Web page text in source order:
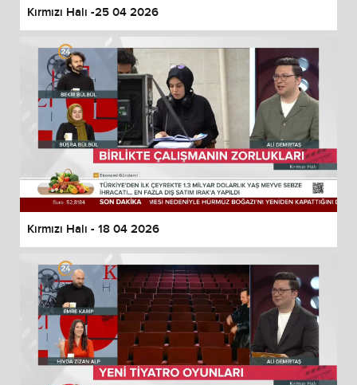
Kırmızı Halı -25 04 2026
Kırmızı Halı - 18 04 2026